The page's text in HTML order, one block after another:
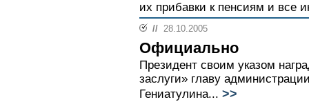
их прибавки к пенсиям и все
// 28.10.2005
Официально
Президент своим указом
заслуги» главу
Гениатулина... >>